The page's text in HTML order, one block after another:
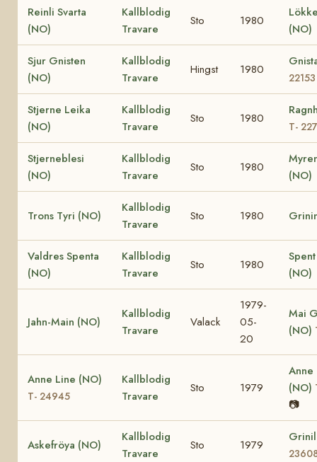
Reinli Svarta
(NO)
Kallblodig
Travare
Sto 1980
(NO)
Sjur Gnisten
(NO)
Kallblodig
Travare
Hingst 1980
22153
Stjerne Leika
(NO)
Kallblodig
Travare
Sto 1980
T-
Stjerneblesi
(NO)
Kallblodig
Travare
Sto 1980
(NO)
Trons Tyri (NO)
Kallblodig
Travare
Sto 1980
Valdres Spenta
(NO)
Kallblodig
Travare
Sto 1980
(NO)
Jahn-Main (NO)
Kallblodig
Travare
Valack
1979-
05-
20
Mai
(NO)
Anne Line (NO)
T- 24945
Kallblodig
Travare
Sto 1979
Anne
(NO)
📷
Askefröya (NO)
Kallblodig
Travare
Sto 1979